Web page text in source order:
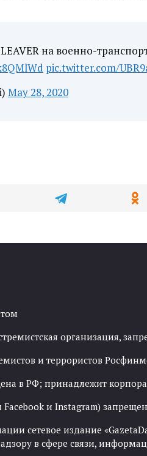
на военно-
pic.twitter.com/
May 28, 2020
организация,
и террористов
в РФ; принадлежит
и Instagram)
сетевое издание
в сфере связи,